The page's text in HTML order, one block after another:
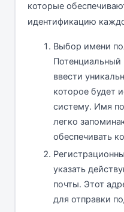
которые
идентификацию
Выбор имени
Потенциальный
ввести
которое будет
систему. Имя
легко
обеспечивать
указать
почты. Этот
для отправки